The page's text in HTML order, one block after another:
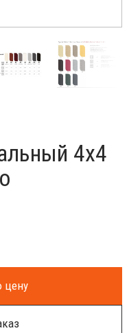
4х4
цену